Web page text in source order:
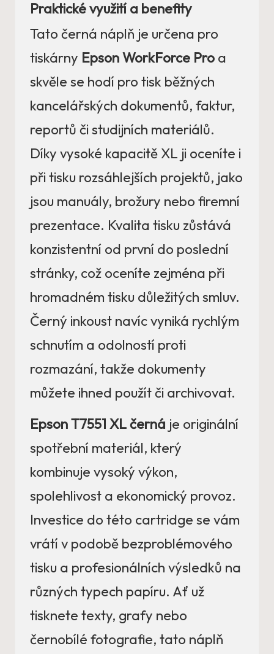
Praktické využití a benefity
Tato černá náplň je určena pro
tiskárny Epson WorkForce Pro a
skvěle se hodí pro tisk běžných
kancelářských dokumentů, faktur,
reportů či studijních materiálů.
Díky vysoké kapacitě XL ji oceníte i
při tisku rozsáhlejších projektů, jako
jsou manuály, brožury nebo firemní
prezentace. Kvalita tisku zůstává
konzistentní od první do poslední
stránky, což oceníte zejména při
hromadném tisku důležitých smluv.
Černý inkoust navíc vyniká rychlým
schnutím a odolností proti
rozmazání, takže dokumenty
můžete ihned použít či archivovat.
Epson T7551 XL černá je originální
spotřební materiál, který
kombinuje vysoký výkon,
spolehlivost a ekonomický provoz.
Investice do této cartridge se vám
vrátí v podobě bezproblémového
tisku a profesionálních výsledků na
různých typech papíru. Ať už
tisknete texty, grafy nebo
černobílé fotografie, tato náplň